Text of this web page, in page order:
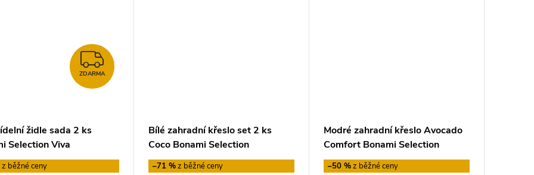
ZDARMA
ZDARMA
židle sada 2 ks
Selection Viva
Bílé zahradní křeslo set 2 ks
Coco Bonami Selection
–71 %
Modré zahradní křeslo Avocado
Comfort Bonami Selection
–50 %